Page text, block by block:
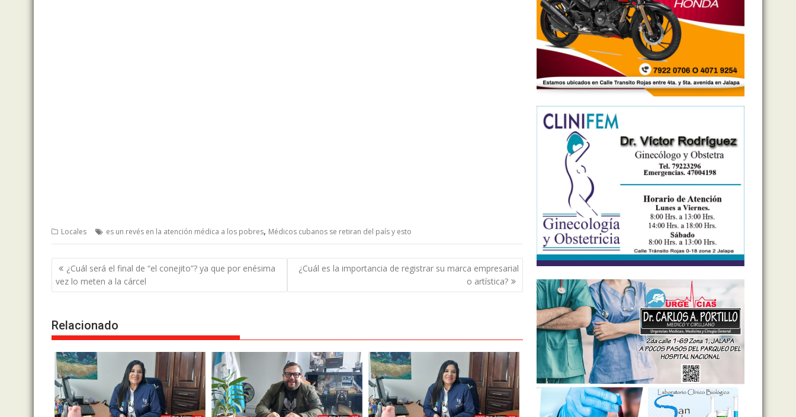
Locales es un revés en la atención médica a los pobres, Médicos cubanos se retiran del país y esto
Post
navigation
¿Cuál será el final de “el conejito”? ya que por enésima
vez lo meten a la cárcel
¿Cuál es la importancia de registrar su marca empresarial
o artística?
Relacionado